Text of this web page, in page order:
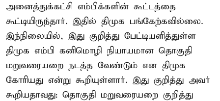
அனைத்துக்கட்சி எம்பிக்களின் கூட்டத்தை
கூட்டியிருந்தார். இதில் திமுக பங்கேற்கவில்லை.
இந்நிலையில், இது குறித்து பேட்டியளித்துள்ள
திமுக எம்பி கனிமொழி நியாயமான தொகுதி
மறுவரையறை நடத்த வேண்டும் என திமுக
கோரியது என்று கூறியுள்ளார். இது குறித்து அவர்
கூறியதாவது: தொகுதி மறுவரையறை குறித்து